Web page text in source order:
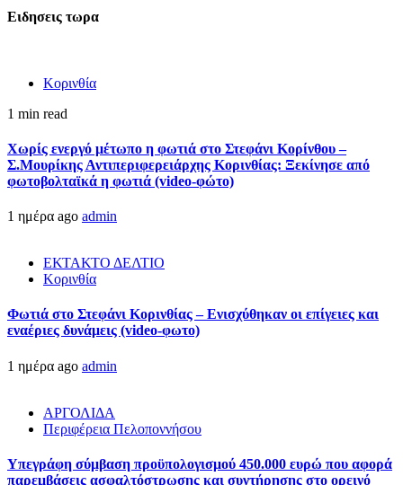
Ειδησεις τωρα
Κορινθία
1 min read
Χωρίς ενεργό μέτωπο η φωτιά στο Στεφάνι Κορίνθου –
Σ.Μουρίκης Αντιπεριφερειάρχης Κορινθίας: Ξεκίνησε από
φωτοβολταϊκά η φωτιά (video-φώτο)
1 ημέρα ago admin
ΕΚΤΑΚΤΟ ΔΕΛΤΙΟ
Κορινθία
Φωτιά στο Στεφάνι Κορινθίας – Ενισχύθηκαν οι επίγειες και
εναέριες δυνάμεις (video-φωτο)
1 ημέρα ago admin
ΑΡΓΟΛΙΔΑ
Περιφέρεια Πελοποννήσου
Υπεγράφη σύμβαση προϋπολογισμού 450.000 ευρώ που αφορά
παρεμβάσεις ασφαλτόστρωσης και συντήρησης στο ορεινό